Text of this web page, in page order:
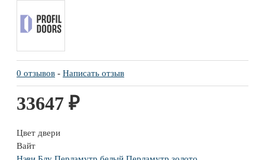
0 отзывов - Написать отзыв
33647 ₽
Цвет двери
Вайт